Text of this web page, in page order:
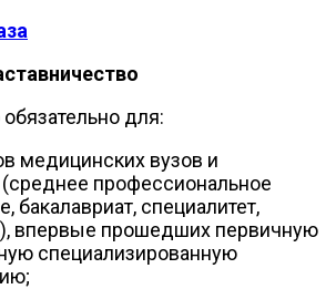
для:
медицинских вузов и
профессиональное
бакалавриат, специалитет,
впервые прошедших первичную
специализированную